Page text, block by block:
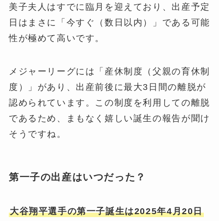
美子夫人はすでに臨月を迎えており、出産予定
日はまさに「今すぐ（数日以内）」である可能
性が極めて高いです。
メジャーリーグには「産休制度（父親の育休制
度）」があり、出産前後に最大3日間の離脱が
認められています。この制度を利用しての離脱
であるため、まもなく嬉しい誕生の報告が聞け
そうですね。
第一子の出産はいつだった？
大谷翔平選手の第一子誕生は2025年4月20日